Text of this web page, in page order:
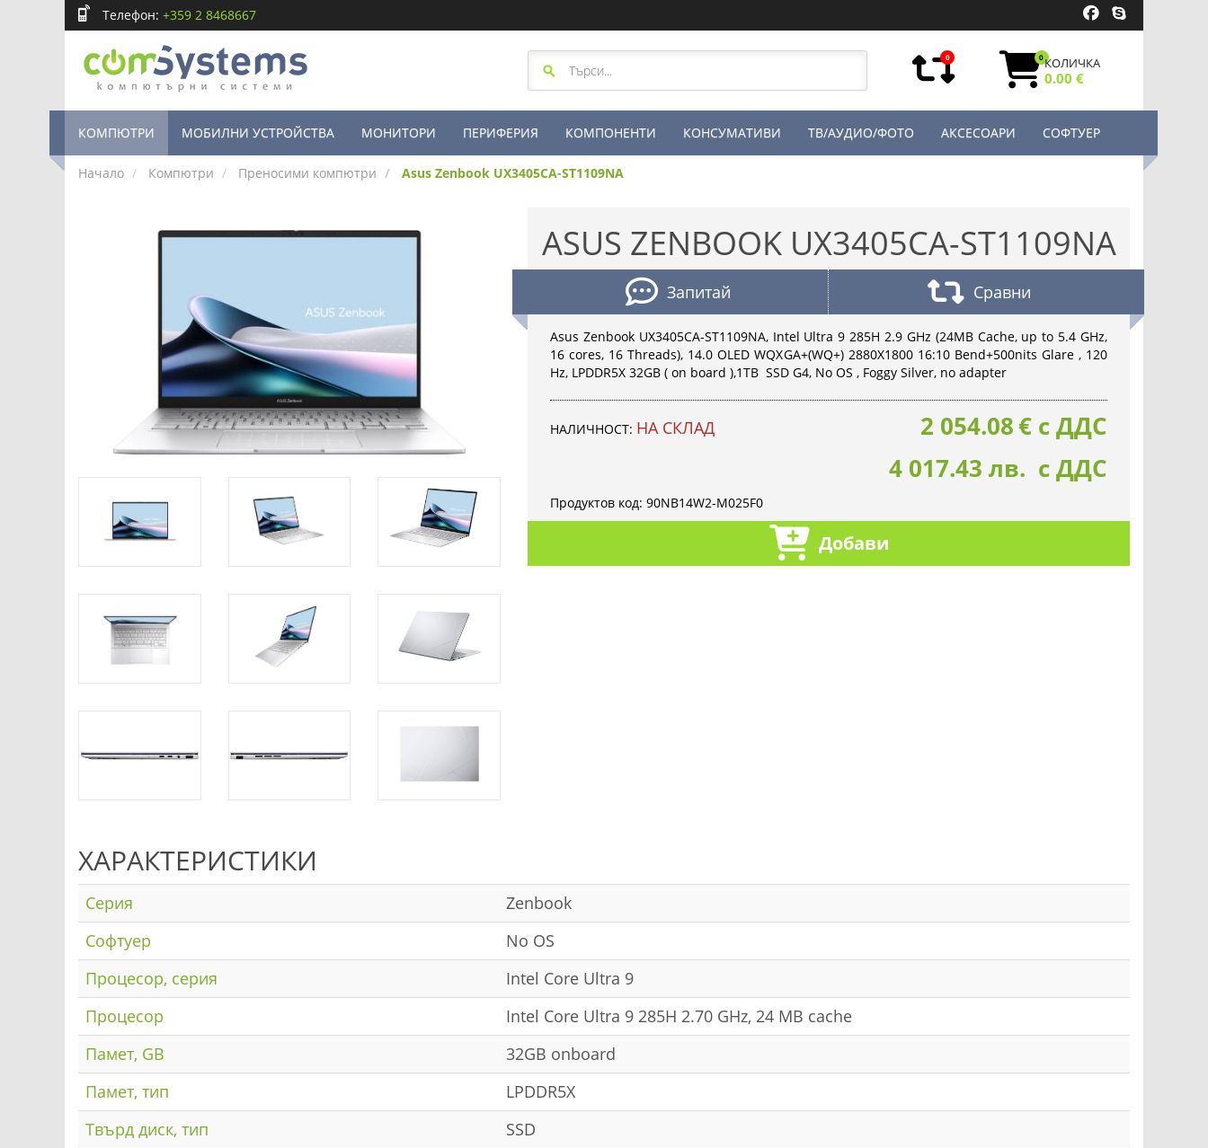
Телефон: +359 2 8468667
0 0КОЛИЧКА
0.00 €
КОМПЮТРИ МОБИЛНИ УСТРОЙСТВА МОНИТОРИ ПЕРИФЕРИЯ КОМПОНЕНТИ КОНСУМАТИВИ ТВ/АУДИО/ФОТО АКСЕСОАРИ СОФТУЕР
Начало Компютри Преносими компютри Asus Zenbook UX3405CA-ST1109NA
ASUS ZENBOOK UX3405CA-ST1109NA
Запитай Сравни
Asus Zenbook UX3405CA-ST1109NA, Intel Ultra 9 285H 2.9 GHz (24MB Cache, up to 5.4 GHz,
16 cores, 16 Threads), 14.0 OLED WQXGA+(WQ+) 2880X1800 16:10 Bend+500nits Glare , 120
Hz, LPDDR5X 32GB ( on board ),1TB SSD G4, No OS , Foggy Silver, no adapter
НАЛИЧНОСТ: НА СКЛАД 2 054.08€ с ДДС
4 017.43 лв. с ДДС
Продуктов код: 90NB14W2-M025F0
Добави
ХАРАКТЕРИСТИКИ
Серия
Zenbook
Софтуер
No OS
Процесор, серия
Intel Core Ultra 9
Процесор
Intel Core Ultra 9 285H 2.70 GHz, 24 MB cache
Памет, GB
32GB onboard
Памет, тип
LPDDR5X
Твърд диск, тип
SSD